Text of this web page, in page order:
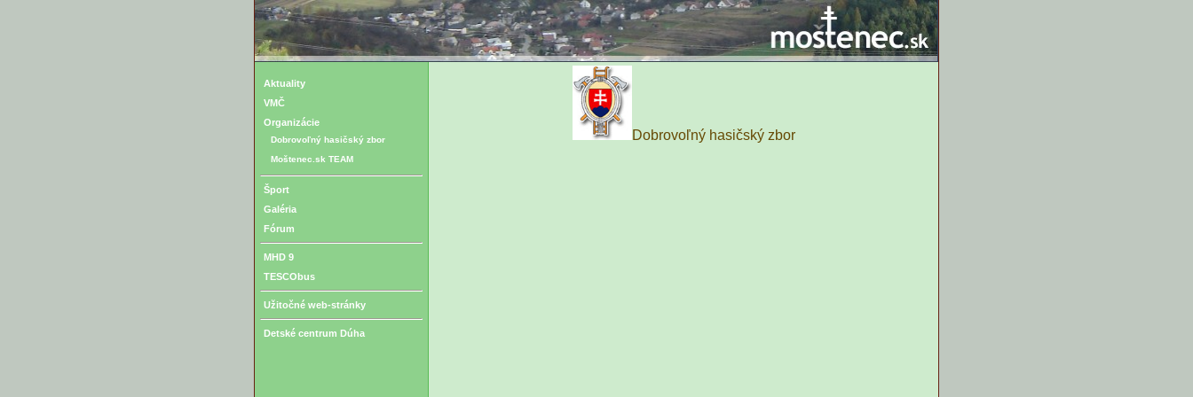
Aktuality
VMČ
Organizácie
Dobrovoľný hasičský zbor
Moštenec.sk TEAM
Šport
Galéria
Fórum
MHD 9
TESCObus
Užitočné web-stránky
Detské centrum Dúha
Dobrovoľný hasičský zbor